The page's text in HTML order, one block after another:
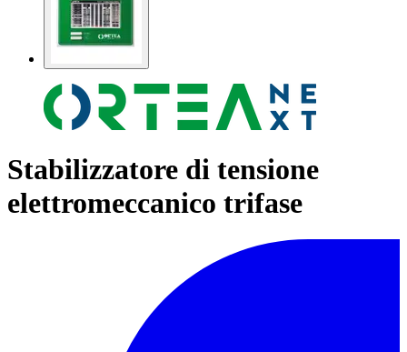
Stabilizzatore di tensione
elettromeccanico trifase